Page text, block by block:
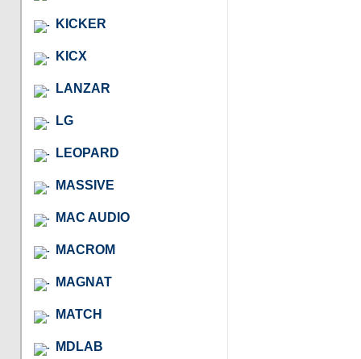
KICKER
KICX
LANZAR
LG
LEOPARD
MASSIVE
MAC AUDIO
MACROM
MAGNAT
MATCH
MDLAB